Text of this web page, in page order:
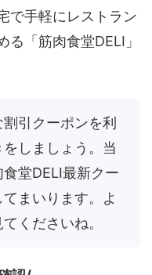
で手軽にレストラン
「筋肉食堂DELI」
引クーポンを利
しましょう。当
堂DELI最新クー
まいります。よ
くださいね。